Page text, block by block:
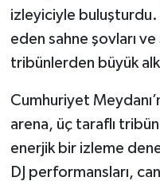
izleyiciyle
eden sahne şovları
tribünlerden büyük
Cumhuriyet
arena, üç taraflı
enerjik bir izleme
DJ performansları,